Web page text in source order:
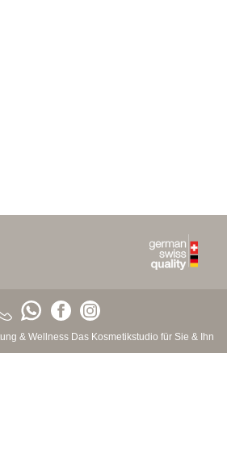
& Wellness Das Kosmetikstudio für Sie & Ihn